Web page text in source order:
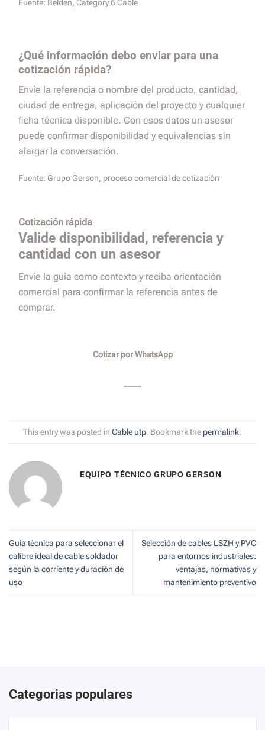
Fuente: Belden, Category 6 Cable
¿Qué información debo enviar para una
cotización rápida?
Envíe la referencia o nombre del producto, cantidad,
ciudad de entrega, aplicación del proyecto y cualquier
ficha técnica disponible. Con esos datos un asesor
puede confirmar disponibilidad y equivalencias sin
alargar la conversación.
Fuente: Grupo Gerson, proceso comercial de cotización
Cotización rápida
Valide disponibilidad, referencia y
cantidad con un asesor
Envíe la guía como contexto y reciba orientación
comercial para confirmar la referencia antes de
comprar.
Cotizar por WhatsApp
This entry was posted in Cable utp. Bookmark the permalink.
EQUIPO TÉCNICO GRUPO GERSON
Guía técnica para seleccionar el
calibre ideal de cable soldador
según la corriente y duración de
uso
Selección de cables LSZH y PVC
para entornos industriales:
ventajas, normativas y
mantenimiento preventivo
Categorias populares